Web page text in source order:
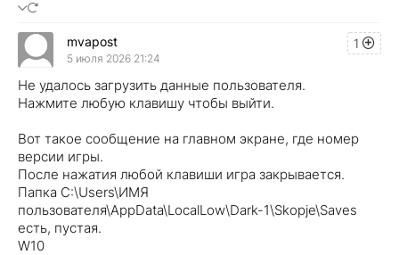
1
mvapost
5 июля 2026 21:24
Не удалось загрузить данные пользователя.
Нажмите любую клавишу чтобы выйти.
Вот такое сообщение на главном экране, где номер
версии игры.
После нажатия любой клавиши игра закрывается.
Папка C:\Users\ИМЯ
пользователя\AppData\LocalLow\Dark-1\Skopje\Saves
есть, пустая.
W10